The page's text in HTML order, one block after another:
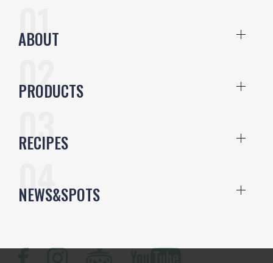
ABOUT
PRODUCTS
RECIPES
NEWS&SPOTS